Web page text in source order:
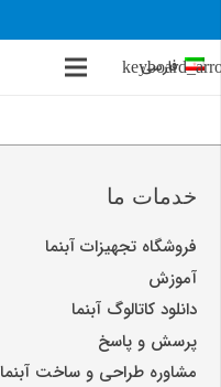
فارسی
خدمات ما
فروشگاه تجهیزات آبنما
آموزش
دانلود کاتالوگ آبنما
پرسش و پاسخ
مشاوره طراحی و ساخت آبنما